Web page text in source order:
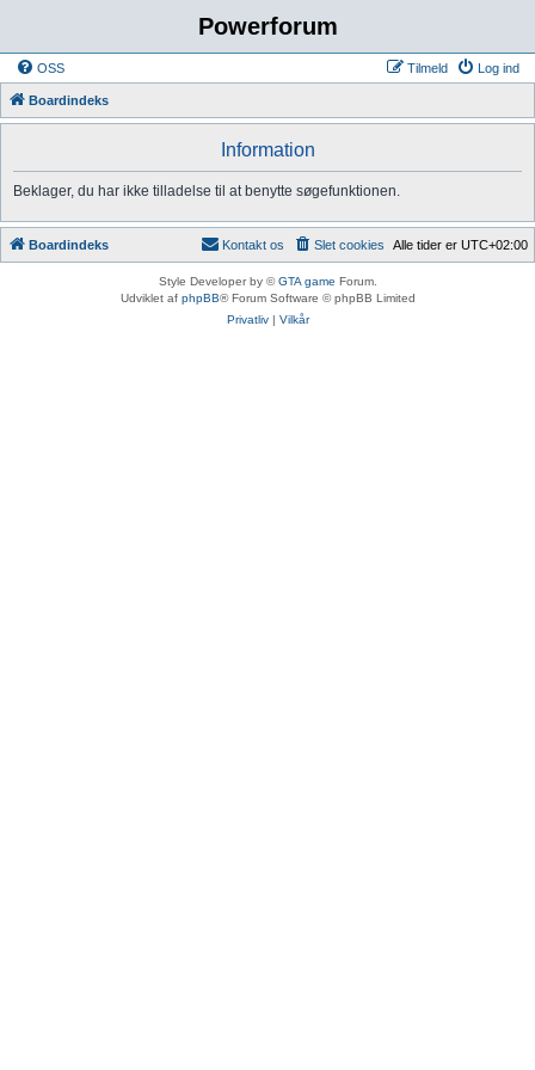
Powerforum
OSS Log ind
Tilmeld
Boardindeks
Information
Beklager, du har ikke tilladelse til at benytte søgefunktionen.
Boardindeks Alle tider er UTC+02:00
Slet cookies
Kontakt os
Style Developer by ©GTA game Forum.
Udviklet af phpBB® Forum Software © phpBB Limited
Privatliv| Vilkår